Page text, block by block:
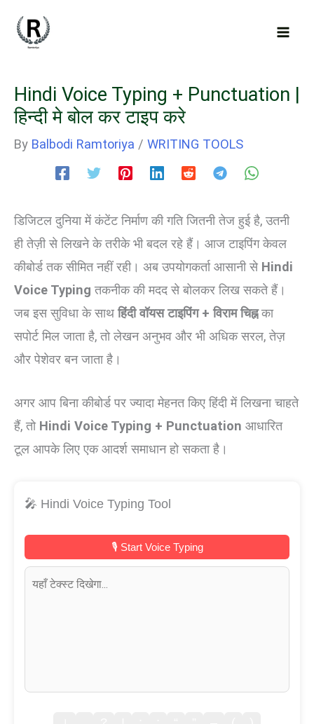
Hindi Voice Typing + Punctuation |
हिन्दी मे बोल कर टाइप करे
By Balbodi Ramtoriya / WRITING TOOLS
डिजिटल दुनिया में कंटेंट निर्माण की गति जितनी तेज हुई है, उतनी
ही तेज़ी से लिखने के तरीके भी बदल रहे हैं। आज टाइपिंग केवल
कीबोर्ड तक सीमित नहीं रही। अब उपयोगकर्ता आसानी से Hindi
Voice Typing तकनीक की मदद से बोलकर लिख सकते हैं।
जब इस सुविधा के साथहिंदी वॉयस टाइपिंग + विराम चिह्नका
सपोर्ट मिल जाता है, तो लेखन अनुभव और भी अधिक सरल, तेज़
और पेशेवर बन जाता है।
अगर आप बिना कीबोर्ड पर ज्यादा मेहनत किए हिंदी में लिखना चाहते
हैं, तो Hindi Voice Typing + Punctuation आधारित
टूल आपके लिए एक आदर्श समाधान हो सकता है।
🎤 Hindi Voice Typing Tool
🎙 Start Voice Typing